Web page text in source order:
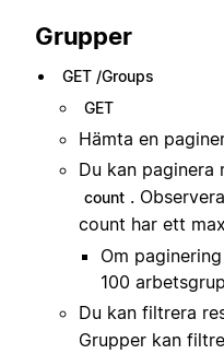
Grupper
GET /Groups
GET
Hämta en
Du kan paginera
count .
count har ett
Om
100
Du kan filtrera
Grupper kan